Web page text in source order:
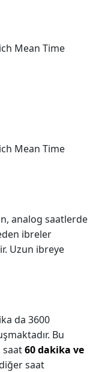
Mean Time
Mean Time
analog saatlerde
ibreler
Uzun ibreye
da 3600
Bu
60 dakika ve
saat